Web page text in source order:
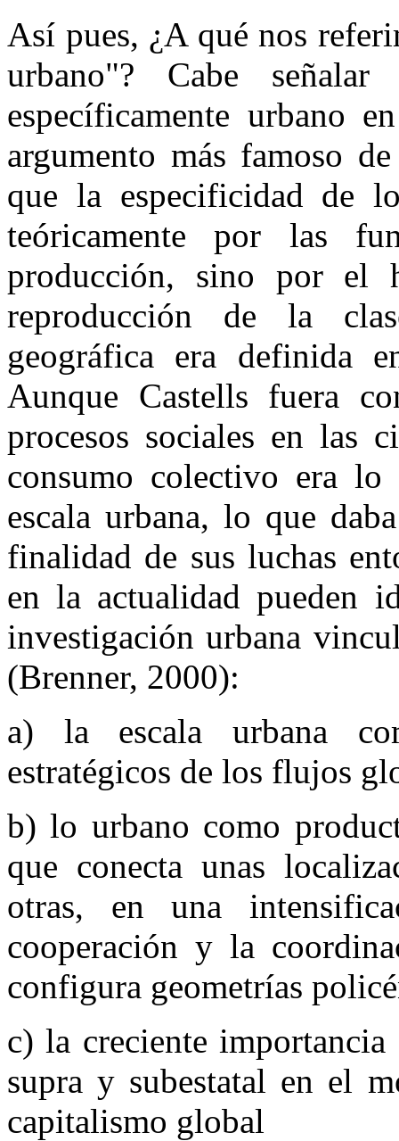
Así pues, ¿A qué nos
urbano"? Cabe
específicamente urbano
argumento más famoso
que la especificidad de
teóricamente por las
producción, sino por el
reproducción de la
geográfica era definida
Aunque Castells fuera
procesos sociales en las
consumo colectivo era lo
escala urbana, lo que
finalidad de sus luchas
en la actualidad pueden
investigación urbana
(Brenner, 2000):
a) la escala urbana
estratégicos de los flujos
b) lo urbano como
que conecta unas
otras, en una
cooperación y la
configura geometrías
c) la creciente importancia
supra y subestatal en el
capitalismo global